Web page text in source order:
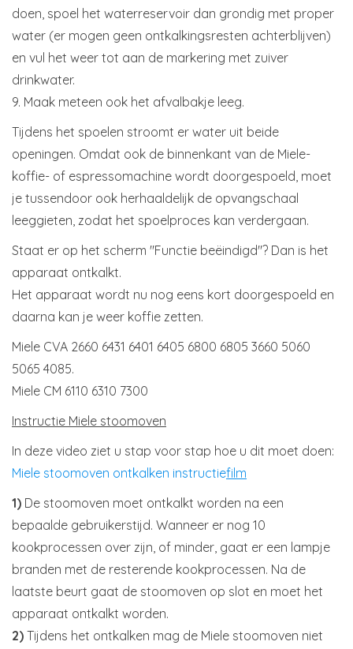
doen, spoel het waterreservoir dan grondig met proper
water (er mogen geen ontkalkingsresten achterblijven)
en vul het weer tot aan de markering met zuiver
drinkwater.
9. Maak meteen ook het afvalbakje leeg.
Tijdens het spoelen stroomt er water uit beide
openingen. Omdat ook de binnenkant van de Miele-
koffie- of espressomachine wordt doorgespoeld, moet
je tussendoor ook herhaaldelijk de opvangschaal
leeggieten, zodat het spoelproces kan verdergaan.
Staat er op het scherm "Functie beëindigd"? Dan is het
apparaat ontkalkt.
Het apparaat wordt nu nog eens kort doorgespoeld en
daarna kan je weer koffie zetten.
Miele CVA 2660 6431 6401 6405 6800 6805 3660 5060
5065 4085.
Miele CM 6110 6310 7300
Instructie Miele stoomoven
In deze video ziet u stap voor stap hoe u dit moet doen:
Miele stoomoven ontkalken instructiefilm
1) De stoomoven moet ontkalkt worden na een
bepaalde gebruikerstijd. Wanneer er nog 10
kookprocessen over zijn, of minder, gaat er een lampje
branden met de resterende kookprocessen. Na de
laatste beurt gaat de stoomoven op slot en moet het
apparaat ontkalkt worden.
2) Tijdens het ontkalken mag de Miele stoomoven niet